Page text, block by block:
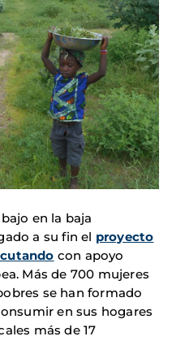
en la baja
a su fin el proyecto
con apoyo
Más de 700 mujeres
se han formado
en sus hogares
más de 17